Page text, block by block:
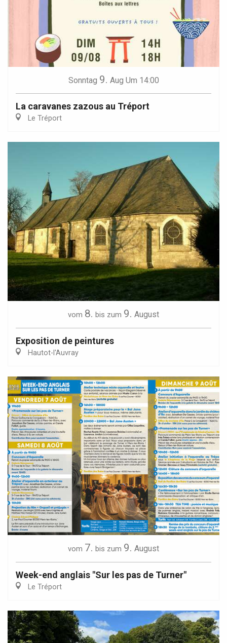
Sonntag 9. Aug Um 14:00
La caravanes zazous au Tréport
Le Tréport
vom 8. bis zum 9. August
Exposition de peintures
Hautot-l'Auvray
vom 7. bis zum 9. August
Week-end anglais "Sur les pas de Turner"
Le Tréport